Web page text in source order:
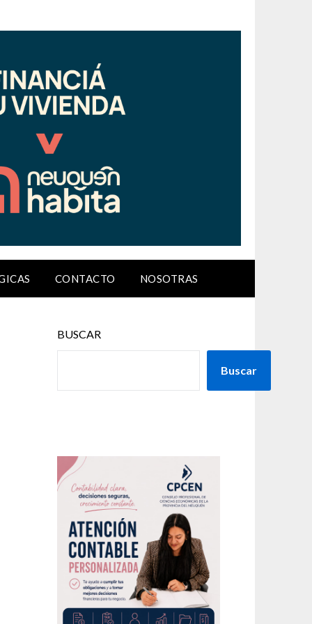
CONTACTO NOSOTRAS
BUSCAR
Buscar